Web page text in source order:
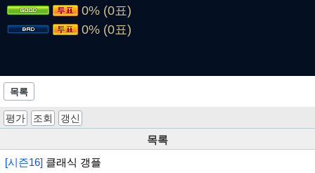
0% (0표)
0% (0표)
목록
평가 조회 갱신
목록
[시즌16] 클래식 갱플